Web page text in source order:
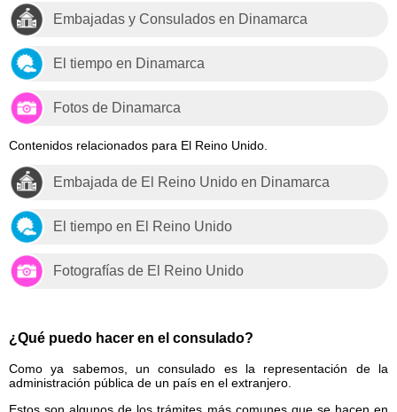
Embajadas y Consulados en Dinamarca
El tiempo en Dinamarca
Fotos de Dinamarca
Contenidos relacionados para El Reino Unido.
Embajada de El Reino Unido en Dinamarca
El tiempo en El Reino Unido
Fotografías de El Reino Unido
¿Qué puedo hacer en el consulado?
Como ya sabemos, un consulado es la representación de la
administración pública de un país en el extranjero.
Estos son algunos de los trámites más comunes que se hacen en